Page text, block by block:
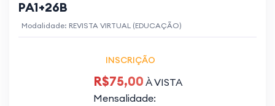
PA1+26B
Modalidade: REVISTA VIRTUAL (EDUCAÇÃO)
INSCRIÇÃO
R$75,00 À VISTA
Mensalidade: